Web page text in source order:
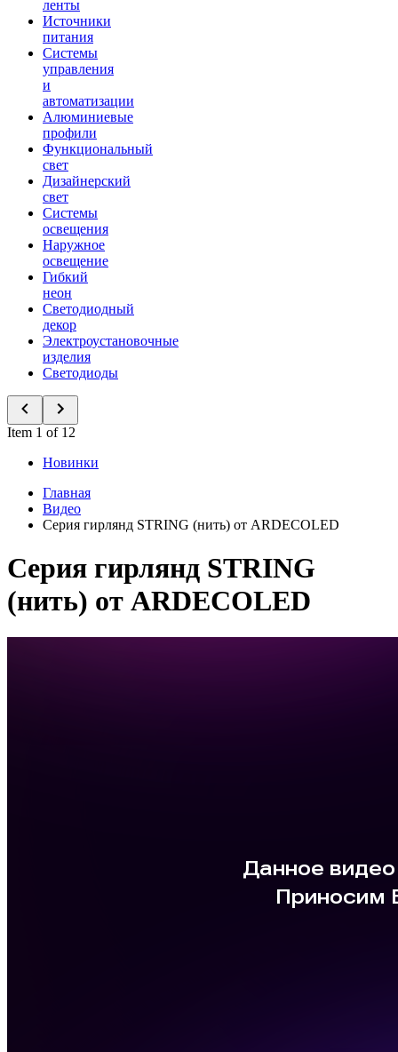
ленты
Источники
питания
Системы
управления
и
автоматизации
Алюминиевые
профили
Функциональный
свет
Дизайнерский
свет
Системы
освещения
Наружное
освещение
Гибкий
неон
Светодиодный
декор
Электроустановочные
изделия
Светодиоды
Item 1 of 12
Новинки
Главная
Видео
Серия гирлянд STRING (нить) от ARDECOLED
Серия гирлянд STRING
(нить) от ARDECOLED